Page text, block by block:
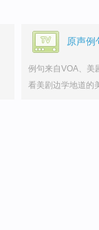
原声例
例句来自VOA、美
看美剧边学地道的